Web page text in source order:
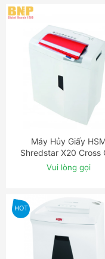
ĐẶT NGAY
Máy Hủy Giấy
Shredstar X20 Cross
Shredder
Vui lòng gọi
HOT